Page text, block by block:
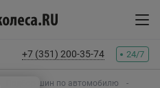
+7 (351) 200-35-74 24/7
Подбор шин по автомобилю